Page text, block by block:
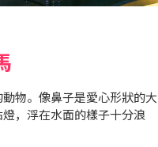
物。像鼻子是愛心形狀的大
，浮在水面的樣子十分浪